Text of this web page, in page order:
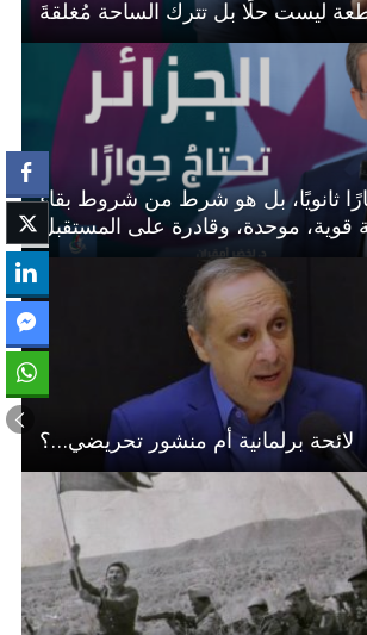
ليست حلَا بل تترك الساحة مُغلقةَ
ثانويًا، بل هو شرط من شروط بقاء
لائحة برلمانية أم منشور تحريضي…؟